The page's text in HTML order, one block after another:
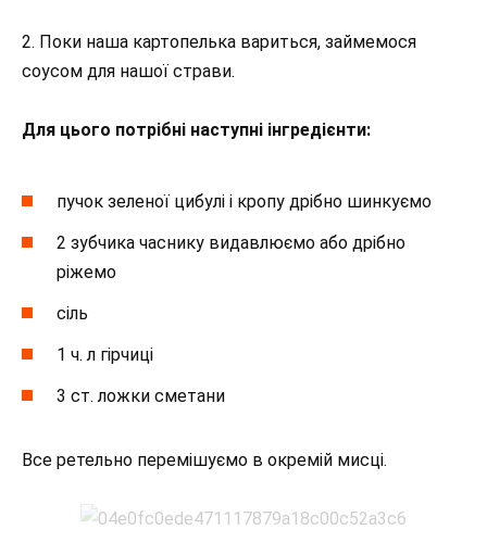
2. Поки наша картопелька вариться, займемося
соусом для нашої страви.
Для цього потрібні наступні інгредієнти:
пучок зеленої цибулі і кропу дрібно шинкуємо
2 зубчика часнику видавлюємо або дрібно
ріжемо
сіль
1 ч. л гірчиці
3 ст. ложки сметани
Все ретельно перемішуємо в окремій мисці.